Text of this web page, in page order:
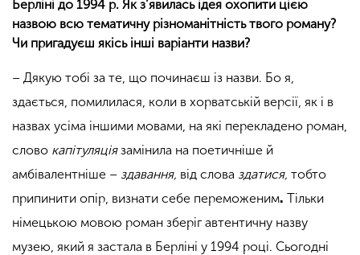
Берліні до 1994 р. Як з’явилась ідея охопити цією
назвою всю тематичну різноманітність твого роману?
Чи пригадуєш якісь інші варіанти назви?
– Дякую тобі за те, що починаєш із назви. Бо я,
здається, помилилася, коли в хорватській версії, як і в
назвах усіма іншими мовами, на які перекладено роман,
слово капітуляціязамінила на поетичніше й
амбівалентніше – здавання, від слова здатися, тобто
припинити опір, визнати себе переможеним. Тільки
німецькою мовою роман зберіг автентичну назву
музею, який я застала в Берліні у 1994 році. Сьогодні